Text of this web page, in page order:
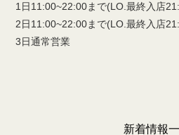
1日11:00~22:00まで(LO.最終入店
2日11:00~22:00まで(LO.最終入店
3日通常営業
新着情報